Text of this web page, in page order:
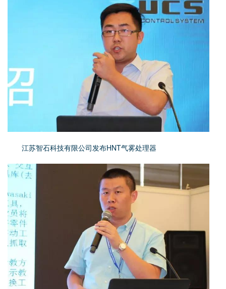
江苏智石科技有限公司发布HNT气雾处理器